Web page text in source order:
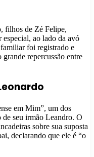
filhos de Zé Felipe,
especial, ao lado da avó
foi registrado e
repercussão entre
em Mim”, um dos
de seu irmão Leandro. O
sobre sua suposta
declarando que ele é “o